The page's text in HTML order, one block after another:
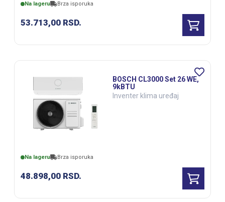
Na lageru Brza isporuka
53.713,00 RSD.
Na lageru Brza isporuka
48.898,00 RSD.
BOSCH CL3000 Set 26 WE,
9kBTU
Inventer klima uređaj